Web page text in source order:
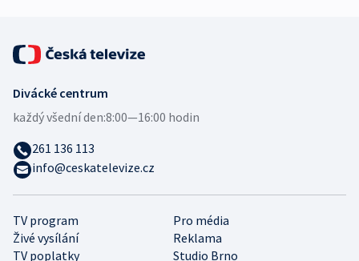
TV program
Pro média
Živé vysílání
Reklama
TV poplatky
Studio Brno
Divácké centrum
každý všední den:8:00—16:00 hodin
261 136 113
info@ceskatelevize.cz